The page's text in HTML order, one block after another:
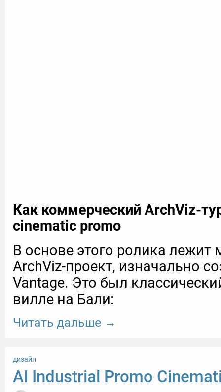
Как коммерческий ArchViz-
cinematic promo
В основе этого ролика
ArchViz-проект, изначально
Vantage. Это был
вилле на Бали:
Читать дальше →
дизайн
AI Industrial Promo